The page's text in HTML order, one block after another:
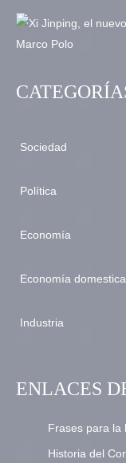
Sociedad
Política
Economía
Economía domestica
Industria
ENLACES
Frases para la
Historia del